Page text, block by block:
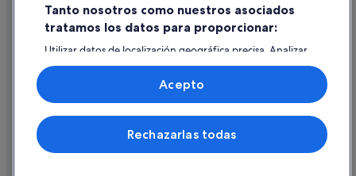
Utilizar un cupón de Expedia
Documentos para viajes internacionales
© 2026 Expedia, Inc., una empresa de Expedia Group. Todos los
derechos reservados. Expedia y el logotipo de Expedia son marcas
comerciales o marcas comerciales registradas de Expedia, Inc.
Tanto nosotros como nuestros asociados
tratamos los datos para proporcionar:
Utilizar datos de localización geográfica precisa. Analizar
activamente las características del dispositivo para su
identificación. Almacenar la información en un dispositivo
y/o acceder a ella. Publicidad y contenido personalizados,
medición de publicidad y contenido, investigación de
audiencia y desarrollo de servicios.
Lista de asociados (proveedores)
Rechazarlas todas
Acepto